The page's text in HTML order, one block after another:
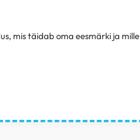
mis täidab oma eesmärki ja mille